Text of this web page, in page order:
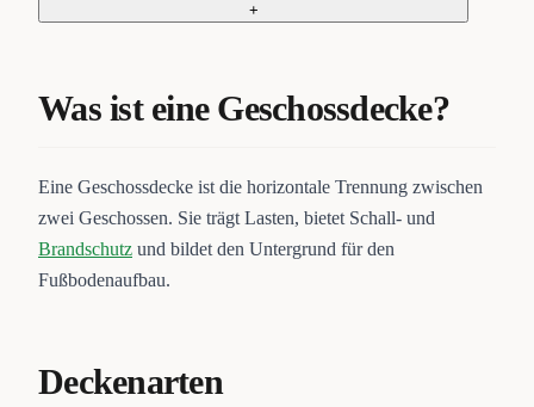
+
Was ist eine Geschossdecke?
Eine Geschossdecke ist die horizontale Trennung zwischen
zwei Geschossen. Sie trägt Lasten, bietet Schall- und
Brandschutz und bildet den Untergrund für den
Fußbodenaufbau.
Deckenarten